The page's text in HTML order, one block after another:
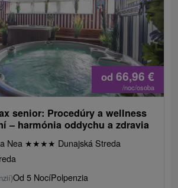
od 66,96 €
/noc/osoba
senior: Procedúry a wellness
– harmónia oddychu a zdravia
Nea ★★★★ Dunajská Streda
Od 5 NocíPolpenzia